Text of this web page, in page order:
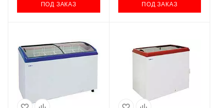
ПОД ЗАКАЗ ПОД ЗАКАЗ